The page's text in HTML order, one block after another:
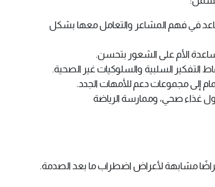
في فهم المشاعر والتعامل معها بشكل
الأم على الشعور بتحسن.
التفكير السلبية والسلوكيات غير الصحية.
إلى مجموعات دعم للأمهات الجدد.
غذاء صحي، وممارسة الرياضة
مشابهة لأعراض اضطراب ما بعد الصدمة.